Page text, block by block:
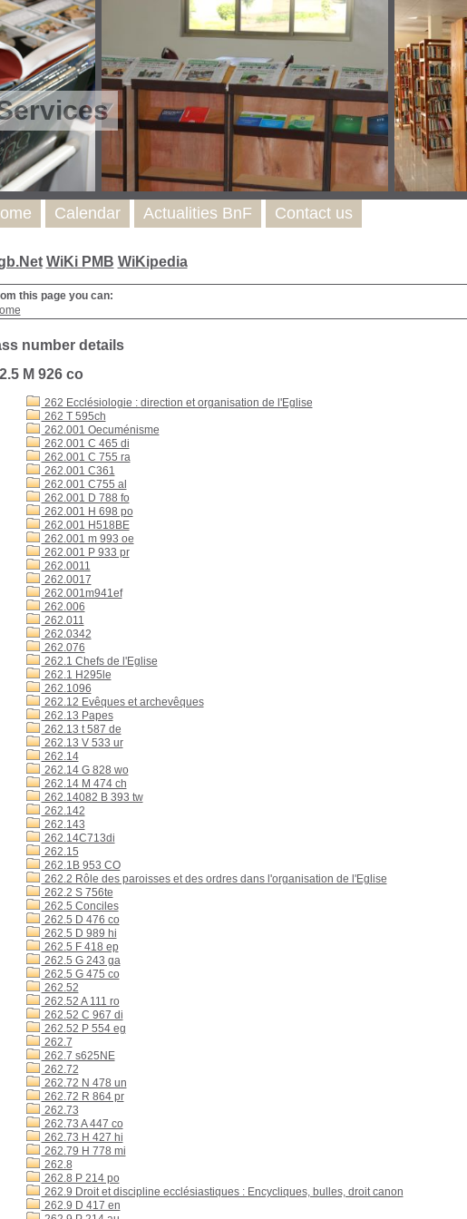
WiKi PMB WiKipedia
this page you can:
number details
M 926 co
262 Ecclésiologie : direction et organisation de l'Eglise
262 T 595ch
262.001 Oecuménisme
262.001 C 465 di
262.001 C 755 ra
262.001 C361
262.001 C755 al
262.001 D 788 fo
262.001 H 698 po
262.001 H518BE
262.001 m 993 oe
262.001 P 933 pr
262.0011
262.0017
262.001m941ef
262.006
262.011
262.0342
262.076
262.1 Chefs de l'Eglise
262.1 H295le
262.1096
262.12 Evêques et archevêques
262.13 Papes
262.13 t 587 de
262.13 V 533 ur
262.14
262.14 G 828 wo
262.14 M 474 ch
262.14082 B 393 tw
262.142
262.143
262.14C713di
262.15
262.1B 953 CO
262.2 Rôle des paroisses et des ordres dans l'organisation de l'Eglise
262.2 S 756te
262.5 Conciles
262.5 D 476 co
262.5 D 989 hi
262.5 F 418 ep
262.5 G 243 ga
262.5 G 475 co
262.52
262.52 A 111 ro
262.52 C 967 di
262.52 P 554 eg
262.7
262.7 s625NE
262.72
262.72 N 478 un
262.72 R 864 pr
262.73
262.73 A 447 co
262.73 H 427 hi
262.79 H 778 mi
262.8
262.8 P 214 po
262.9 Droit et discipline ecclésiastiques : Encycliques, bulles, droit canon
262.9 D 417 en
Calendar Actualities BnF Contact us